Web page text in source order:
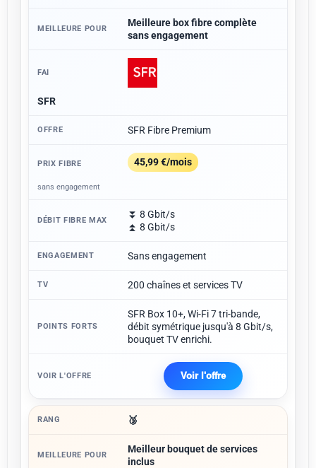
Meilleure box fibre complète
sans engagement
SFR
SFR Fibre Premium
45,99 €/mois
sans engagement
⏬ 8 Gbit/s
⏫ 8 Gbit/s
Sans engagement
200 chaînes et services TV
SFR Box 10+, Wi-Fi 7 tri-bande,
débit symétrique jusqu'à 8 Gbit/s,
bouquet TV enrichi.
Voir l'offre
🥉
Meilleur bouquet de services
inclus